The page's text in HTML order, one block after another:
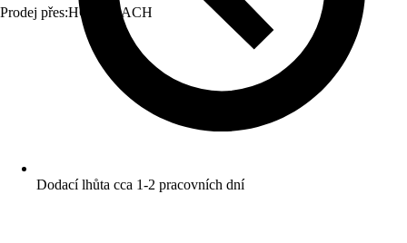
Prodej přes:HORNBACH
Dodací lhůta cca 1-2 pracovních dní